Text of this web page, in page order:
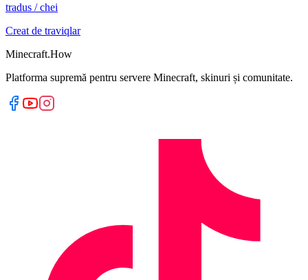
tradus /chei
Creat de traviqlar
Minecraft.How
Platforma supremă pentru servere Minecraft, skinuri și comunitate.